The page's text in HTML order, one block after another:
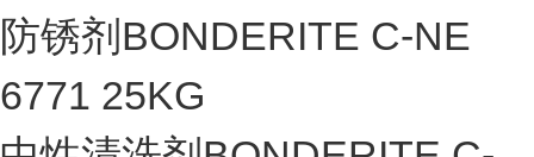
防锈剂BONDERITE C-NE
6771 25KG